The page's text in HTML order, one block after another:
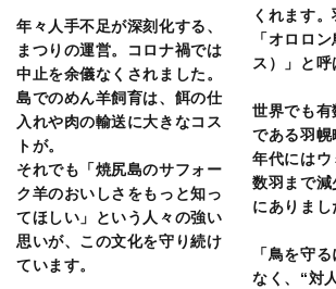
年々人手不足が深刻化する、
まつりの運営。コロナ禍では
中止を余儀なくされました。
島でのめん羊飼育は、餌の仕
入れや肉の輸送に大きなコス
トが。
それでも「焼尻島のサフォー
ク羊のおいしさをもっと知っ
てほしい」という人々の強い
思いが、この文化を守り続け
ています。
くれます
「オロロ
ス）」と呼
世界でも
である羽
年代には
数羽まで減
にありまし
「鳥を守
なく、“対